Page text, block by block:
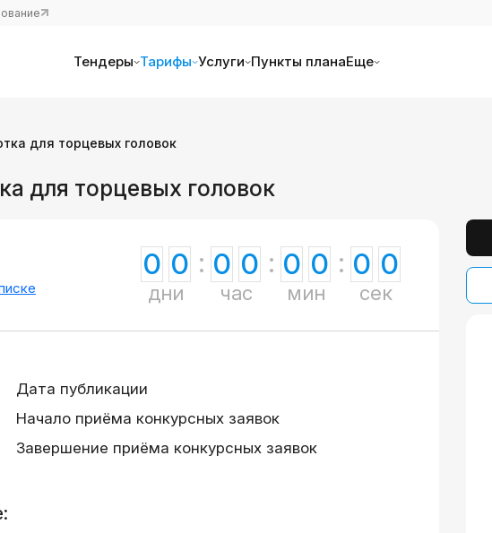
Тендеры Тарифы Услуги Пункты планаЕще
для торцевых головок
для торцевых головок
0 0
дни
0 0
час
0 0
мин
0 0
сек
Дата публикации
Начало приёма конкурсных заявок
Завершение приёма конкурсных заявок